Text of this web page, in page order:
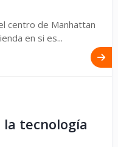
centro de Manhattan
en si es...
tecnología